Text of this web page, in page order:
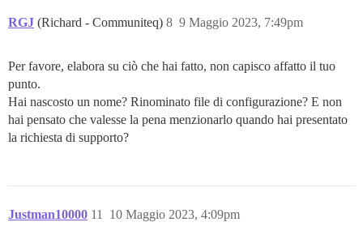
RGJ (Richard - Communiteq) 9 Maggio 2023, 7:49pm
8
Per favore, elabora su ciò che hai fatto, non capisco affatto il tuo
punto.
Hai nascosto un nome? Rinominato file di configurazione? E non
hai pensato che valesse la pena menzionarlo quando hai presentato
la richiesta di supporto?
Justman10000 10 Maggio 2023, 4:09pm
11